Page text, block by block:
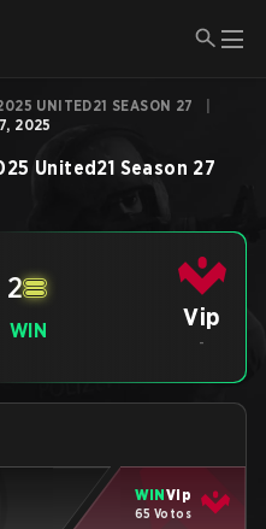
UNITED21 SEASON 27
2025
United21 Season 27
2
WIN Vip
-
WINVip
65 Votos